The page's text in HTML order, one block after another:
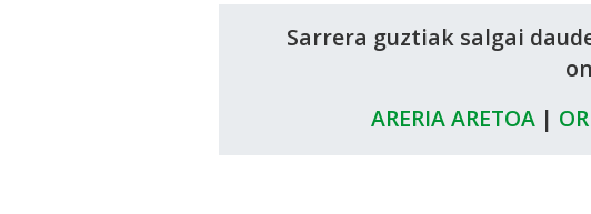
Sarrera guztiak salgai
ARERIA ARETOA |